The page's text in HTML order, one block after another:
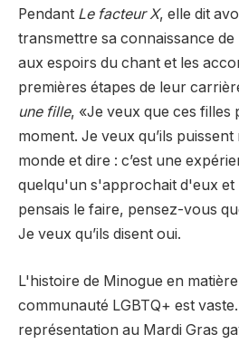
Pendant Le facteur X, elle dit
transmettre sa connaissance
aux espoirs du chant et les
premières étapes de leur
une fille, «Je veux que ces filles
moment. Je veux qu’ils
monde et dire : c’est une
quelqu'un s'approchait d'eux et
pensais le faire, pensez-vous
Je veux qu’ils disent oui.
L'histoire de Minogue en
communauté LGBTQ+ est
représentation au Mardi Gras